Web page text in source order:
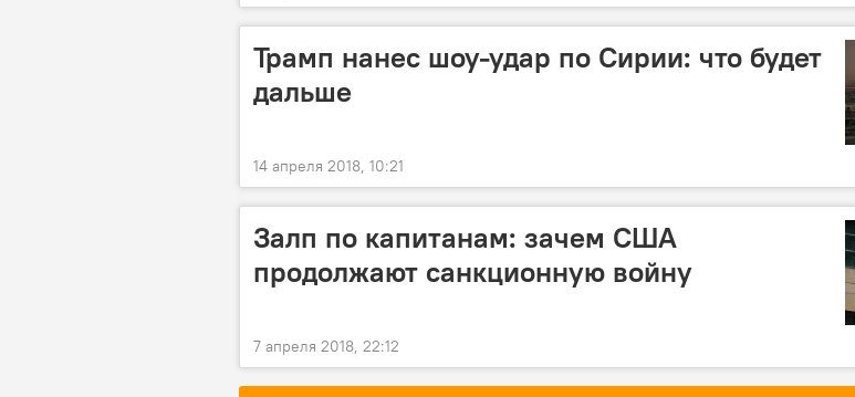
Трамп нанес шоу-удар по Сирии: что будет
дальше
14 апреля 2018, 10:21
Залп по капитанам: зачем США
продолжают санкционную войну
7 апреля 2018, 22:12